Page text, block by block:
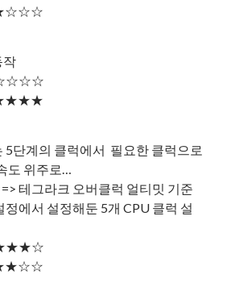
작
5단계의 클럭에서 필요한 클럭으로
도 위주로…
테그라크 오버클럭 얼티밋 기준
정에서 설정해둔 5개 CPU 클럭 설